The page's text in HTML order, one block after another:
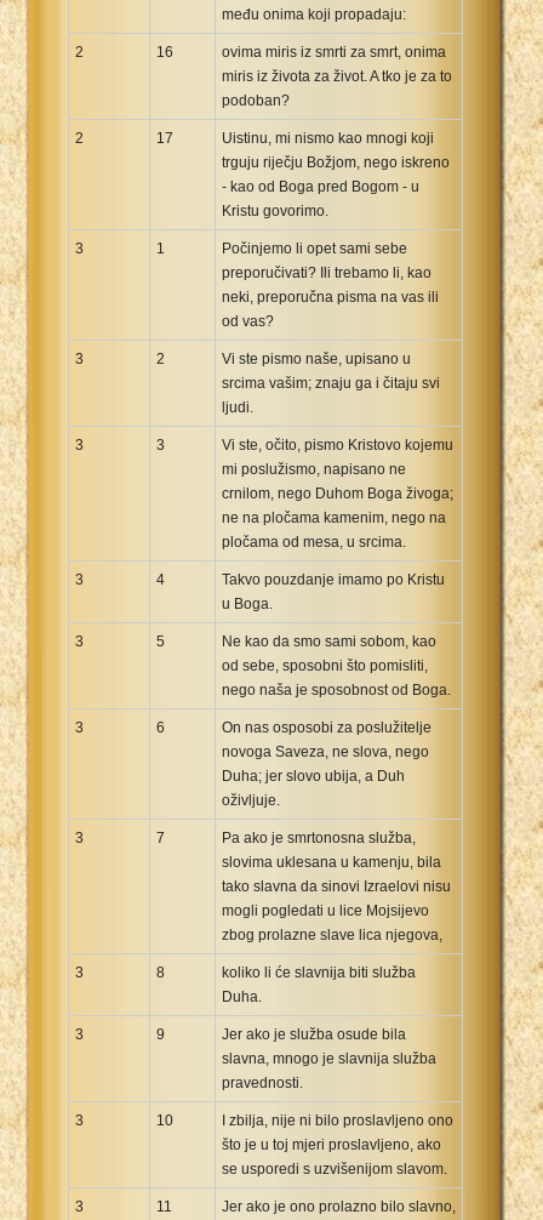
među onima koji propadaju:
2 16
ovima miris iz smrti za smrt, onima
miris iz života za život. A tko je za to
podoban?
2 17
Uistinu, mi nismo kao mnogi koji
trguju riječju Božjom, nego iskreno
- kao od Boga pred Bogom - u
Kristu govorimo.
3 1
Počinjemo li opet sami sebe
preporučivati? Ili trebamo li, kao
neki, preporučna pisma na vas ili
od vas?
3 2
Vi ste pismo naše, upisano u
srcima vašim; znaju ga i čitaju svi
ljudi.
3 3
Vi ste, očito, pismo Kristovo kojemu
mi poslužismo, napisano ne
crnilom, nego Duhom Boga živoga;
ne na pločama kamenim, nego na
pločama od mesa, u srcima.
3 4
Takvo pouzdanje imamo po Kristu
u Boga.
3 5
Ne kao da smo sami sobom, kao
od sebe, sposobni što pomisliti,
nego naša je sposobnost od Boga.
3 6
On nas osposobi za poslužitelje
novoga Saveza, ne slova, nego
Duha; jer slovo ubija, a Duh
oživljuje.
3 7
Pa ako je smrtonosna služba,
slovima uklesana u kamenju, bila
tako slavna da sinovi Izraelovi nisu
mogli pogledati u lice Mojsijevo
zbog prolazne slave lica njegova,
3 8
koliko li će slavnija biti služba
Duha.
3 9
Jer ako je služba osude bila
slavna, mnogo je slavnija služba
pravednosti.
3 10
I zbilja, nije ni bilo proslavljeno ono
što je u toj mjeri proslavljeno, ako
se usporedi s uzvišenijom slavom.
3 11
Jer ako je ono prolazno bilo slavno,